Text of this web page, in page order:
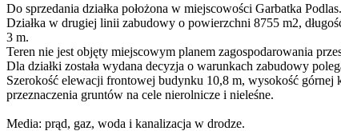
Do sprzedania działka położona w miejscowości Garbatka Podlas.
Działka w drugiej linii zabudowy o powierzchni 8755 m2,
3 m.
Teren nie jest objęty miejscowym planem zagospodarowania
Dla działki została wydana decyzja o warunkach zabudowy
Szerokość elewacji frontowej budynku 10,8 m, wysokość
przeznaczenia gruntów na cele nierolnicze i nieleśne.
Media: prąd, gaz, woda i kanalizacja w drodze.